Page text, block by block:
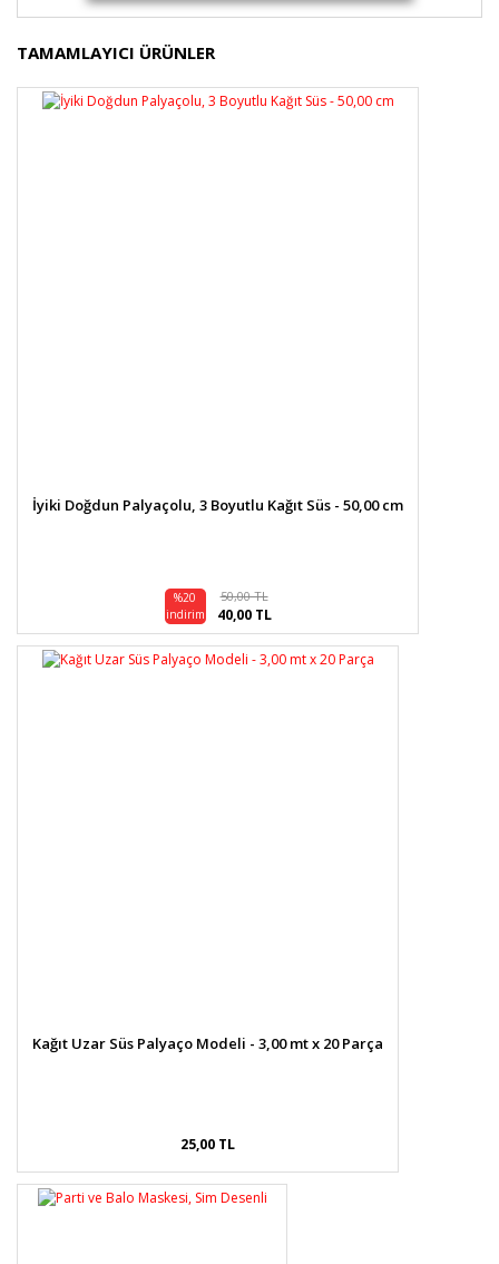
Bu ürünün fiyat bilgisi, resim, ürün açıklamalarında ve
diğer konularda yetersiz gördüğünüz noktaları öneri
formunu kullanarak tarafımıza iletebilirsiniz.
Görüş ve önerileriniz için teşekkür ederiz.
TAMAMLAYICI ÜRÜNLER
İyiki Doğdun Palyaçolu, 3 Boyutlu Kağıt Süs - 50,00 cm
%20
indirim
50,00 TL
40,00 TL
Kağıt Uzar Süs Palyaço Modeli - 3,00 mt x 20 Parça
25,00 TL